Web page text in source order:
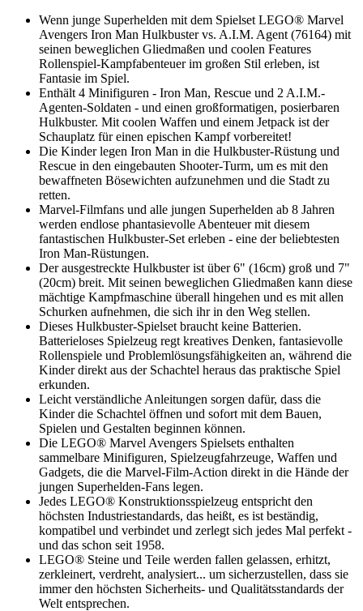
Wenn junge Superhelden mit dem Spielset LEGO® Marvel
Avengers Iron Man Hulkbuster vs. A.I.M. Agent (76164) mit
seinen beweglichen Gliedmaßen und coolen Features
Rollenspiel-Kampfabenteuer im großen Stil erleben, ist
Fantasie im Spiel.
Enthält 4 Minifiguren - Iron Man, Rescue und 2 A.I.M.-
Agenten-Soldaten - und einen großformatigen, posierbaren
Hulkbuster. Mit coolen Waffen und einem Jetpack ist der
Schauplatz für einen epischen Kampf vorbereitet!
Die Kinder legen Iron Man in die Hulkbuster-Rüstung und
Rescue in den eingebauten Shooter-Turm, um es mit den
bewaffneten Bösewichten aufzunehmen und die Stadt zu
retten.
Marvel-Filmfans und alle jungen Superhelden ab 8 Jahren
werden endlose phantasievolle Abenteuer mit diesem
fantastischen Hulkbuster-Set erleben - eine der beliebtesten
Iron Man-Rüstungen.
Der ausgestreckte Hulkbuster ist über 6" (16cm) groß und 7"
(20cm) breit. Mit seinen beweglichen Gliedmaßen kann diese
mächtige Kampfmaschine überall hingehen und es mit allen
Schurken aufnehmen, die sich ihr in den Weg stellen.
Dieses Hulkbuster-Spielset braucht keine Batterien.
Batterieloses Spielzeug regt kreatives Denken, fantasievolle
Rollenspiele und Problemlösungsfähigkeiten an, während die
Kinder direkt aus der Schachtel heraus das praktische Spiel
erkunden.
Leicht verständliche Anleitungen sorgen dafür, dass die
Kinder die Schachtel öffnen und sofort mit dem Bauen,
Spielen und Gestalten beginnen können.
Die LEGO® Marvel Avengers Spielsets enthalten
sammelbare Minifiguren, Spielzeugfahrzeuge, Waffen und
Gadgets, die die Marvel-Film-Action direkt in die Hände der
jungen Superhelden-Fans legen.
Jedes LEGO® Konstruktionsspielzeug entspricht den
höchsten Industriestandards, das heißt, es ist beständig,
kompatibel und verbindet und zerlegt sich jedes Mal perfekt -
und das schon seit 1958.
LEGO® Steine und Teile werden fallen gelassen, erhitzt,
zerkleinert, verdreht, analysiert... um sicherzustellen, dass sie
immer den höchsten Sicherheits- und Qualitätsstandards der
Welt entsprechen.